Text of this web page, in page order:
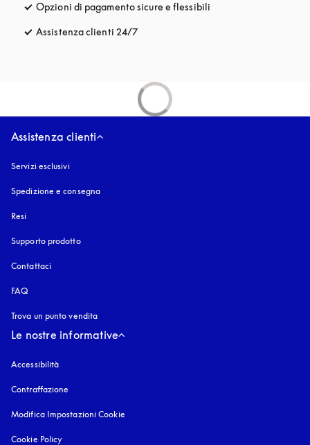
Opzioni di pagamento sicure e flessibili
Assistenza clienti 24/7
Assistenza clienti
Servizi esclusivi
Spedizione e consegna
Resi
Supporto prodotto
Contattaci
FAQ
Trova un punto vendita
Le nostre informative
Accessibilità
Contraffazione
Modifica Impostazioni Cookie
Cookie Policy